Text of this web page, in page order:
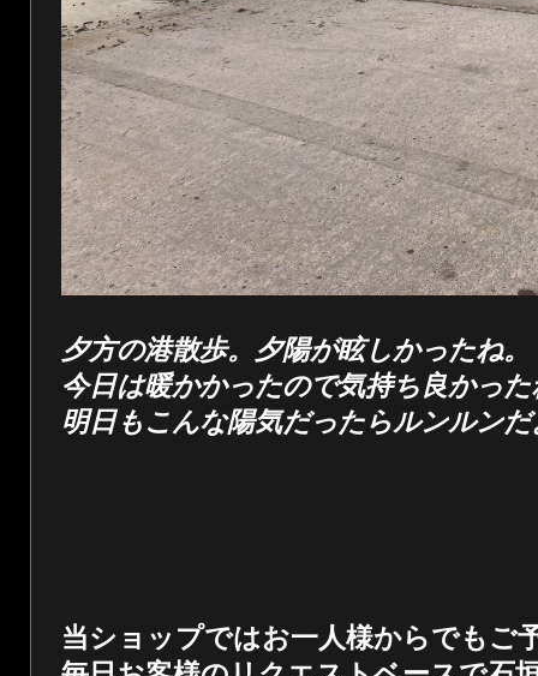
夕方の港散歩。夕陽が眩しかったね。
今日は暖かかったので気持ち良かった
明日もこんな陽気だったらルンルン
当ショップではお一人様からでもご